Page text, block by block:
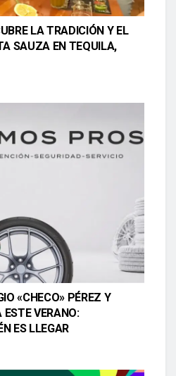
LA TRADICIÓN Y EL
SAUZA EN TEQUILA,
«CHECO» PÉREZ Y
VERANO:
ES LLEGAR